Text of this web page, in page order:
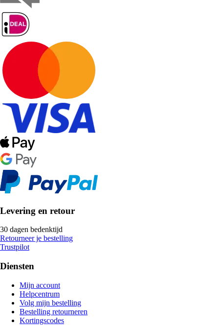
Levering en retour
30 dagen bedenktijd
Retourneer je bestelling
Trustpilot
Diensten
Mijn account
Helpcentrum
Volg mijn bestelling
Bestelling retourneren
Kortingscodes